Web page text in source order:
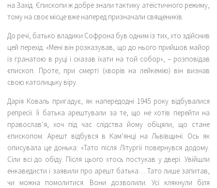
на Захід. Єпископи ж добре знали тактику атеїстичного режиму,
тому на своє місце вже наперед призначали священиків.
До речі, батько владики Софрона був одним із тих, хто здійснив
цей перехід. «Мені він розказував, що до нього прийшов майор
із гранатою в руці і сказав їхати на той собор», – розповідав
єпископ. Проте, при смерті (хворів на лейкемію) він визнав
свою католицьку віру.
Дарія Коваль пригадує, як напередодні 1945 року відбувалися
репресії. Її батька арештували за те, що не хотів перейти на
православ’я, хоч під час слідства йому обіцяли, що стане
єпископом. Арешт відбувся в Кам’янці на Львівщині. Ось як
описувала це донька: «Тато після Літургії повернувся додому.
Сіли всі до обіду. Після цього хтось постукав у двері. Увійшли
енкаведисти і заявили про арешт батька… Тато лише запитав,
чи можна помолитися. Вони дозволили. Усі клякнули біля